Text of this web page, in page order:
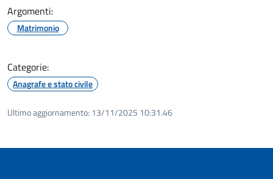
Argomenti:
Matrimonio
Categorie:
Anagrafe e stato civile
Ultimo aggiornamento: 13/11/2025 10:31.46